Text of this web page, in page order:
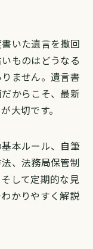
いた遺言を撤回
ものはどうなる
ません。遺言書
からこそ、最新
大切です。
本ルール、自筆
、法務局保管制
して定期的な見
かりやすく解説